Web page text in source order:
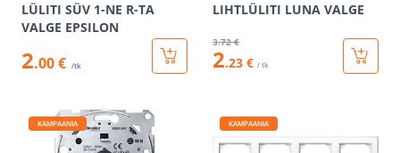
LÜLITI SÜV 1-NE R-TA
VALGE EPSILON
2.00 € /tk
LIHTLÜLITI LUNA VALGE
3.72 €
2.23 € / tk
KAMPAANIA KAMPAANIA